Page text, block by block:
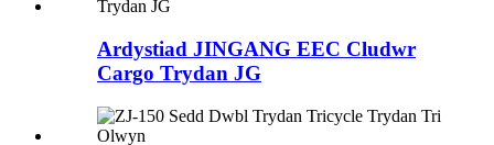
Ardystiad JINGANG EEC Cludwr
Cargo Trydan JG